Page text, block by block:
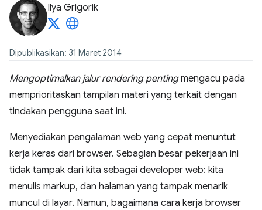
Ilya Grigorik
Dipublikasikan: 31 Maret 2014
Mengoptimalkan jalur rendering pentingmengacu pada
memprioritaskan tampilan materi yang terkait dengan
tindakan pengguna saat ini.
Menyediakan pengalaman web yang cepat menuntut
kerja keras dari browser. Sebagian besar pekerjaan ini
tidak tampak dari kita sebagai developer web: kita
menulis markup, dan halaman yang tampak menarik
muncul di layar. Namun, bagaimana cara kerja browser